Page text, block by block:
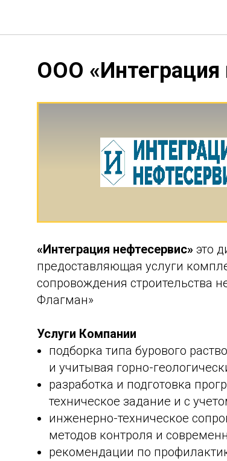
ООО «Интеграция
«Интеграция нефтесервис» это
предоставляющая услуги
сопровождения строительства
Флагман»
Услуги Компании
подборка типа бурового
и учитывая горно-
разработка и подготовка
техническое задание и с
инженерно-техническое
методов контроля и
рекомендации по